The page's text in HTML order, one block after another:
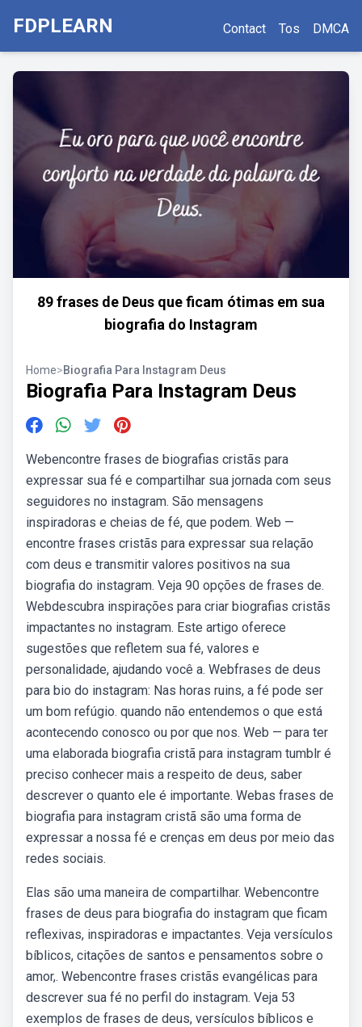
FDPLEARN Contact Tos DMCA
89 frases de Deus que ficam ótimas em sua
biografia do Instagram
Home>Biografia Para Instagram Deus
Biografia Para Instagram Deus
Webencontre frases de biografias cristãs para
expressar sua fé e compartilhar sua jornada com seus
seguidores no instagram. São mensagens
inspiradoras e cheias de fé, que podem. Web —
encontre frases cristãs para expressar sua relação
com deus e transmitir valores positivos na sua
biografia do instagram. Veja 90 opções de frases de.
Webdescubra inspirações para criar biografias cristãs
impactantes no instagram. Este artigo oferece
sugestões que refletem sua fé, valores e
personalidade, ajudando você a. Webfrases de deus
para bio do instagram: Nas horas ruins, a fé pode ser
um bom refúgio. quando não entendemos o que está
acontecendo conosco ou por que nos. Web — para ter
uma elaborada biografia cristã para instagram tumblr é
preciso conhecer mais a respeito de deus, saber
descrever o quanto ele é importante. Webas frases de
biografia para instagram cristã são uma forma de
expressar a nossa fé e crenças em deus por meio das
redes sociais.
Elas são uma maneira de compartilhar. Webencontre
frases de deus para biografia do instagram que ficam
reflexivas, inspiradoras e impactantes. Veja versículos
bíblicos, citações de santos e pensamentos sobre o
amor,. Webencontre frases cristãs evangélicas para
descrever sua fé no perfil do instagram. Veja 53
exemplos de frases de deus, versículos bíblicos e